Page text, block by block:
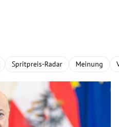
Spritpreis-Radar Meinung